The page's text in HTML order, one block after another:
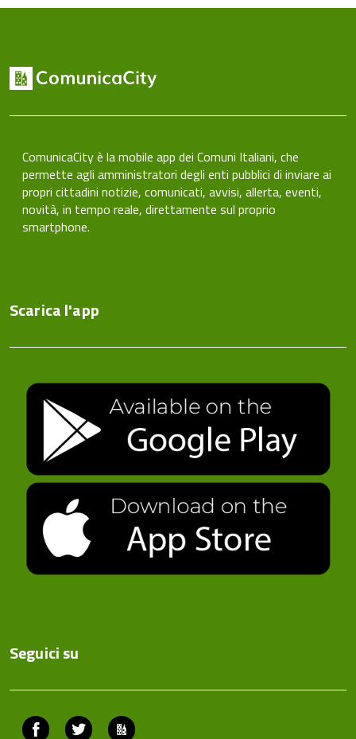
ComunicaCity è la mobile app dei Comuni Italiani, che
permette agli amministratori degli enti pubblici di inviare ai
propri cittadini notizie, comunicati, avvisi, allerta, eventi,
novità, in tempo reale, direttamente sul proprio
smartphone.
Scarica l'app
Seguici su
Facebook Twitter